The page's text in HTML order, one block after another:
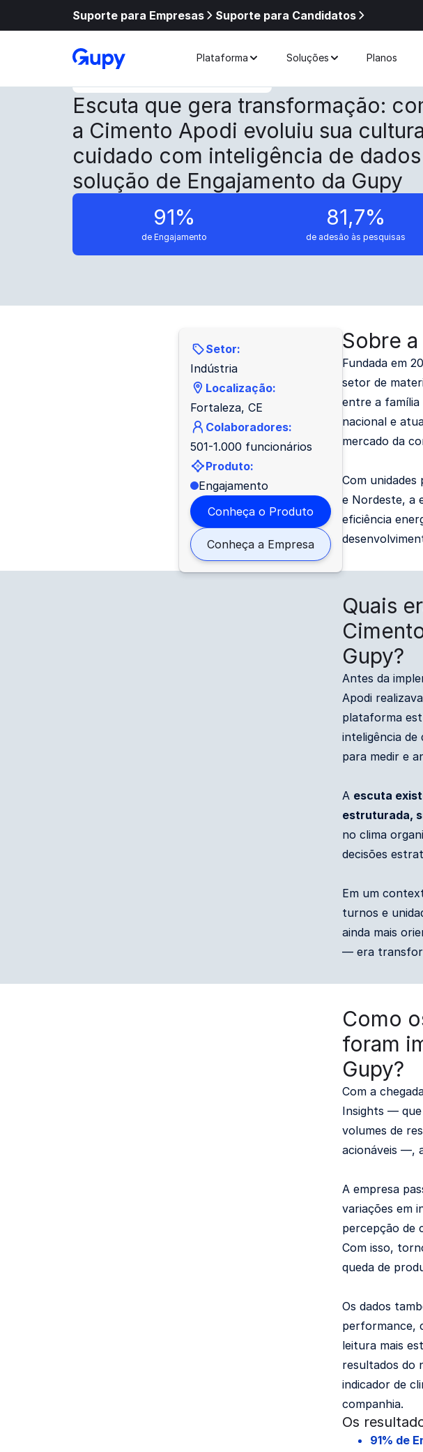
Suporte para Empresas Suporte para Candidatos
Plataforma Soluções Planos
Escuta que gera transformação:
a Cimento Apodi evoluiu sua
cuidado com inteligência de dados
solução de Engajamento da Gupy
91%
de Engajamento
81,7%
de adesão às pesquisas
Setor:
Indústria
Localização:
Fortaleza, CE
Colaboradores:
501-1.000 funcionários
Produto:
Engajamento
Conheça o Produto
Conheça a Empresa
Sobre
Fundada em
setor de
entre a família
nacional e
mercado da
Com
e Nordeste, a
eficiência
Quais
Gupy?
Antes da
Apodi
plataforma
inteligência
para medir e
A escuta
estruturada,
no clima
decisões
Em um
turnos e
ainda mais
— era
Como
foram
Gupy?
Com a
Insights —
volumes de
acionáveis —,
A empresa
variações em
percepção de
Com isso,
queda de
Os dados
performance,
leitura mais
resultados do
indicador de
companhia.
Os
91% de